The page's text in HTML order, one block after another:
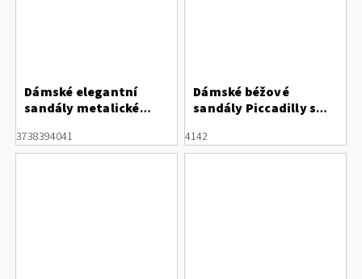
Dámské elegantní
sandály metalické
3738394041
Dámské béžové
sandály Piccadilly s
540419-1
4142